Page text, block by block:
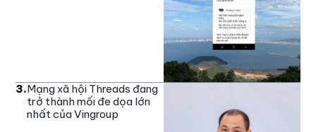
3.Mạng xã hội Threads đang
trở thành mối đe dọa lớn
nhất của Vingroup